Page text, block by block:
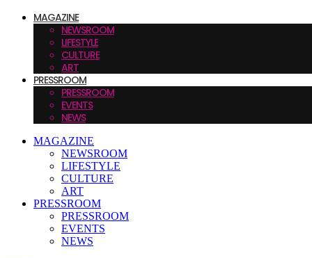
MAGAZINE
NEWSROOM
LIFESTYLE
CULTURE
ART
PRESSROOM
PRESSROOM
EVENTS
NEWS
MAGAZINE
NEWSROOM
LIFESTYLE
CULTURE
ART
PRESSROOM
PRESSROOM
EVENTS
NEWS